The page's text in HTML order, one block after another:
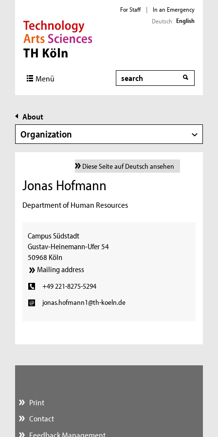
Direkt zur Hauptnavigation
Direkt zur Subnavigation
Direkt zum Inhalt
Direkt zum Fußbereich
For Staff |
In an Emergency
Deutsch English
Menü Search
About
Organization
Diese Seite auf Deutsch ansehen
Jonas Hofmann
Department of Human Resources
Campus Südstadt
Gustav-Heinemann-Ufer 54
50968 Köln
Mailing address
+49 221-8275-5294
jonas.hofmann1@th-koeln.de
Print
Contact
Feedback Management